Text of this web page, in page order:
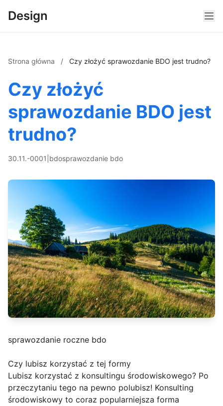
Design
Strona główna / Czy złożyć sprawozdanie BDO jest trudno?
Czy złożyć
sprawozdanie BDO jest
trudno?
30.11.-0001 bdosprawozdanie bdo
sprawozdanie roczne bdo
Czy lubisz korzystać z tej formy
Lubisz korzystać z konsultingu środowiskowego? Po
przeczytaniu tego na pewno polubisz! Konsulting
środowiskowy to coraz popularniejsza forma